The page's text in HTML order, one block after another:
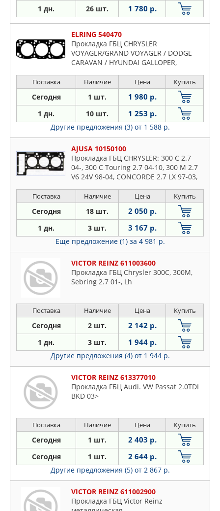
1 дн. 26 шт. 1 780 р.
ELRING 540470
Прокладка ГБЦ CHRYSLER
VOYAGER/GRAND VOYAGER / DODGE
CARAVAN / HYUNDAI GALLOPER,
PAJERO, SIGMA 3.0 -2003
Поставка Наличие Цена Купить
Сегодня 1 шт. 1 980 р.
1 дн. 10 шт. 1 253 р.
Другие предложения (3) от 1 588 р.
AJUSA 10150100
Прокладка ГБЦ CHRYSLER: 300 C 2.7
04-, 300 C Touring 2.7 04-10, 300 M 2.7
V6 24V 98-04, CONCORDE 2.7 LX 97-03,
VVT 0
Поставка Наличие Цена Купить
Сегодня 18 шт. 2 050 р.
1 дн. 3 шт. 3 167 р.
Еще предложение (1) за 4 981 р.
VICTOR REINZ 611003600
Прокладка ГБЦ Chrysler 300C, 300M,
Sebring 2.7 01-, Lh
Поставка Наличие Цена Купить
Сегодня 2 шт. 2 142 р.
1 дн. 3 шт. 1 944 р.
Другие предложения (4) от 1 944 р.
VICTOR REINZ 613377010
Прокладка ГБЦ Audi. VW Passat 2.0TDI
BKD 03>
Поставка Наличие Цена Купить
Сегодня 1 шт. 2 403 р.
Сегодня 1 шт. 2 644 р.
Другие предложения (5) от 2 867 р.
VICTOR REINZ 611002900
Прокладка ГБЦ Victor Reinz